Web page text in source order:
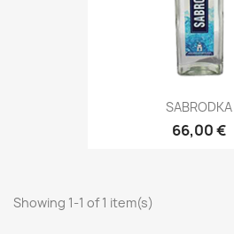
SABRODKA
66,00 €
Showing 1-1 of 1 item(s)